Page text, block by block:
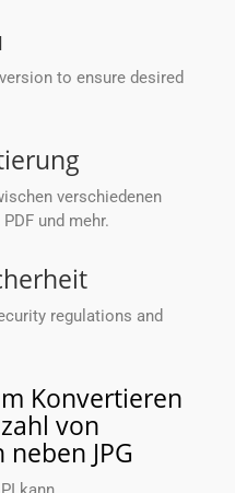
to ensure desired
verschiedenen
und mehr.
regulations and
Konvertieren
von
JPG